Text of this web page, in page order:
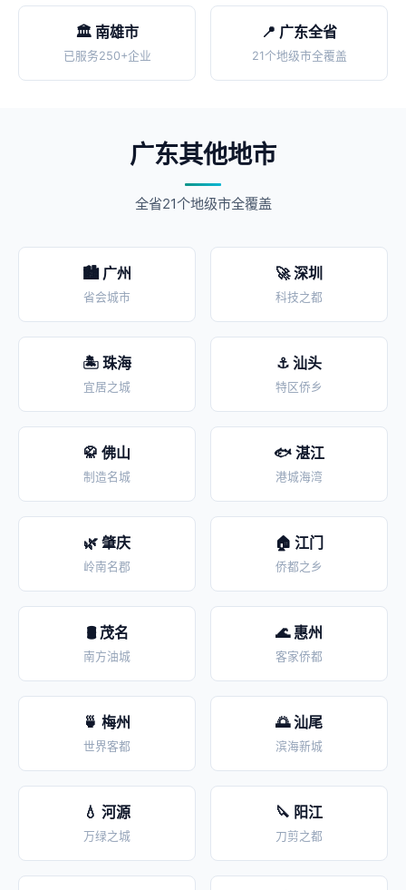
🏛️ 南雄市
已服务250+企业
📍 广东全省
21个地级市全覆盖
广东其他地市
全省21个地级市全覆盖
🏙️ 广州
省会城市
🚀 深圳
科技之都
🏝️ 珠海
宜居之城
⚓ 汕头
特区侨乡
🥋 佛山
制造名城
🐟 湛江
港城海湾
🌿 肇庆
岭南名郡
🏠 江门
侨都之乡
🛢️ 茂名
南方油城
🌊 惠州
客家侨都
🍵 梅州
世界客都
🌅 汕尾
滨海新城
💧 河源
万绿之城
🔪 阳江
刀剪之都